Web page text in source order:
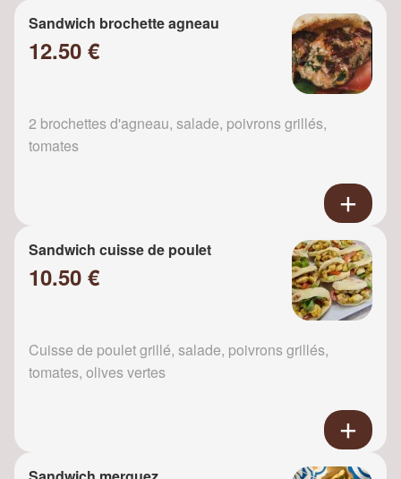
Sandwich brochette agneau
12.50 €
2 brochettes d'agneau, salade, poivrons grillés,
tomates
Sandwich cuisse de poulet
10.50 €
Cuisse de poulet grillé, salade, poivrons grillés,
tomates, olives vertes